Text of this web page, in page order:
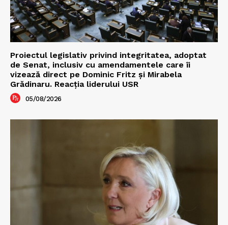
Proiectul legislativ privind integritatea, adoptat
de Senat, inclusiv cu amendamentele care îi
vizează direct pe Dominic Fritz și Mirabela
Grădinaru. Reacția liderului USR
05/08/2026